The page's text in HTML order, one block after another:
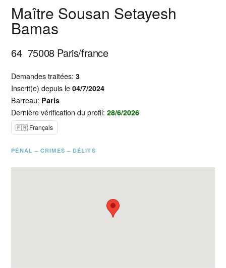
Maître Sousan Setayesh
Bamas
64 75008 Paris/france
Demandes traitées:3
Inscrit(e) depuis le04/7/2024
Barreau: Paris
Dernière vérification du profil:28/6/2026
🇫🇷 Français
PÉNAL – CRIMES – DÉLITS